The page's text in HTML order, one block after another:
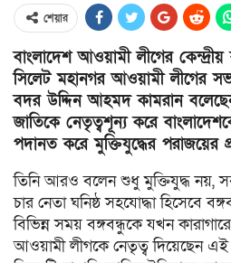
শেয়ার
বাংলাদেশ আওয়ামী লীগের কেন্দ্রীয়
সিলেট মহানগর আওয়ামী লীগের
বদর উদ্দিন আহমদ কামরান
জাতিকে নেতৃত্বশূন্য করে
পদানত করে মুক্তিযুদ্ধের পরাজয়ের
তিনি আরও বলেন শুধু মুক্তিযুদ্ধ নয়,
চার নেতা ঘনিষ্ঠ সহযোদ্ধা হিসেবে
বিভিন্ন সময় বঙ্গবন্ধুকে যখন
আওয়ামী লীগকে নেতৃত্ব দিয়েছেন